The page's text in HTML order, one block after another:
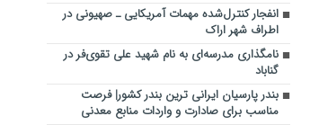
انفجار کنترل‌شده ‌مهمات آمریکایی ـ صهیونی در
اطراف شهر اراک
نامگذاری مدرسه‌ای ‌به نام شهید علی تقوی‌فر ‌در
گناباد
بندر پارسیان ایرانی ترین بندر کشور| فرصت
مناسب برای صادارت و واردات منابع معدنی